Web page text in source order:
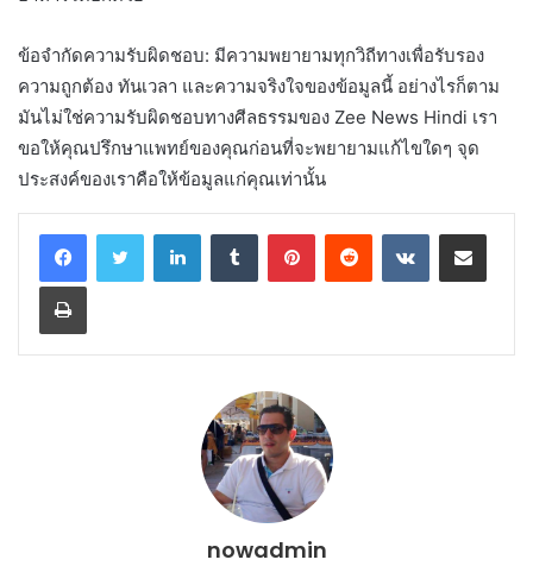
ข้อจำกัดความรับผิดชอบ: มีความพยายามทุกวิถีทางเพื่อรับรอง
ความถูกต้อง ทันเวลา และความจริงใจของข้อมูลนี้ อย่างไรก็ตาม
มันไม่ใช่ความรับผิดชอบทางศีลธรรมของ Zee News Hindi เรา
ขอให้คุณปรึกษาแพทย์ของคุณก่อนที่จะพยายามแก้ไขใดๆ จุด
ประสงค์ของเราคือให้ข้อมูลแก่คุณเท่านั้น
LinkedInTumblr PinterestReddit VKontakteShare via Email
Print
nowadmin